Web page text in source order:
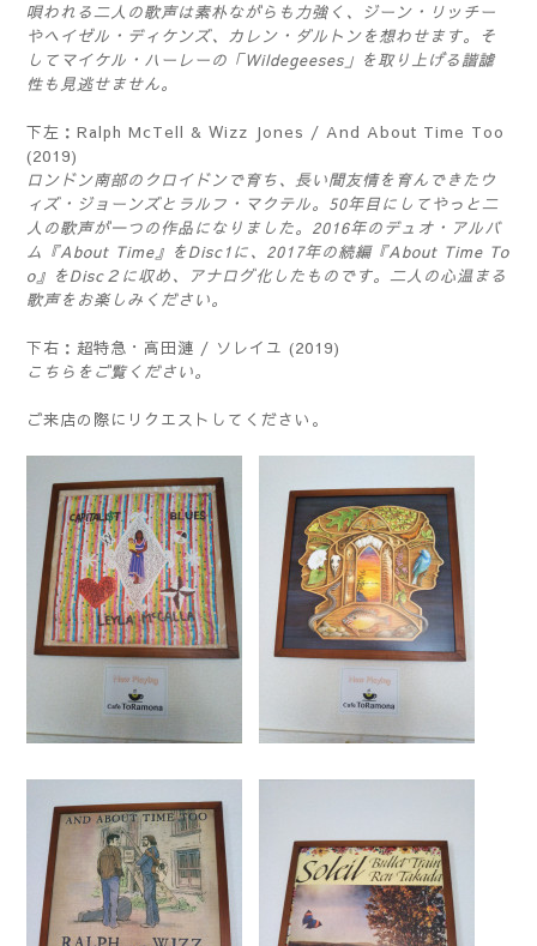
唄われる二人の歌声は素朴ながらも力強く、ジーン・リッチー
やヘイゼル・ディケンズ、カレン・ダルトンを想わせます。そ
してマイケル・ハーレーの「Wildegeeses」を取り上げる諧謔
性も見逃せません。
下左：Ralph McTell & Wizz Jones / And About Time Too
(2019)
ロンドン南部のクロイドンで育ち、長い間友情を育んできたウ
ィズ・ジョーンズとラルフ・マクテル。50年目にしてやっと二
人の歌声が一つの作品になりました。2016年のデュオ・アルバ
ム『About Time』をDisc1に、2017年の続編『About Time To
o』をDisc２に収め、アナログ化したものです。二人の心温まる
歌声をお楽しみください。
下右：超特急・高田漣 / ソレイユ (2019)
こちら をご覧ください。
ご来店の際にリクエストしてください。